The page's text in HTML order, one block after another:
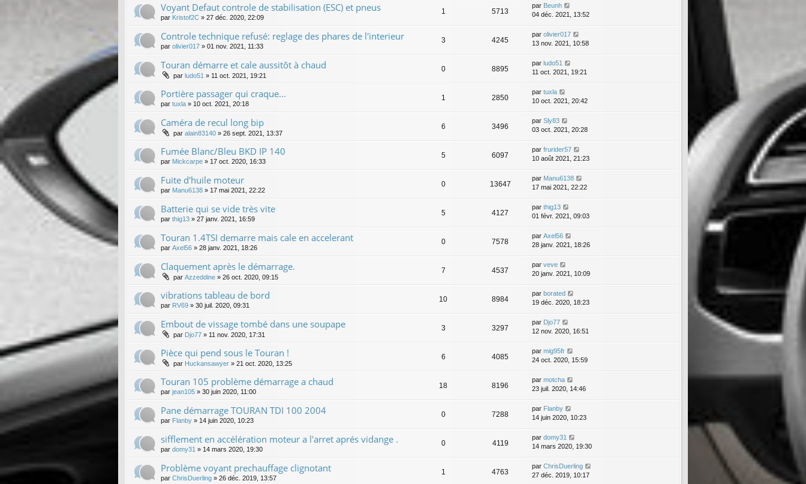
Voyant Defaut controle de stabilisation (ESC) et pneus
par Kristof2C » 27 déc. 2020, 22:09
1 5713
par Beunh
04 déc. 2021, 13:52
Controle technique refusé: reglage des phares de l'interieur
par olivier017 » 01 nov. 2021, 11:33
3 4245
par olivier017
13 nov. 2021, 10:58
Touran démarre et cale aussitôt à chaud
par ludo51 » 11 oct. 2021, 19:21
0 8895
par ludo51
11 oct. 2021, 19:21
Portière passager qui craque...
par tuxla » 10 oct. 2021, 20:18
1 2850
par tuxla
10 oct. 2021, 20:42
Caméra de recul long bip
par alain83140 » 26 sept. 2021, 13:37
6 3496
par Sly83
03 oct. 2021, 20:28
Fumée Blanc/Bleu BKD IP 140
par Mickcarpe » 17 oct. 2020, 16:33
5 6097
par frurider57
10 août 2021, 21:23
Fuite d'huile moteur
par Manu6138 » 17 mai 2021, 22:22
0 13647
par Manu6138
17 mai 2021, 22:22
Batterie qui se vide très vite
par thig13 » 27 janv. 2021, 16:59
5 4127
par thig13
01 févr. 2021, 09:03
Touran 1.4TSI demarre mais cale en accelerant
par Axel56 » 28 janv. 2021, 18:26
0 7578
par Axel56
28 janv. 2021, 18:26
Claquement après le démarrage.
par Azzeddine » 26 oct. 2020, 09:15
7 4537
par veve
20 janv. 2021, 10:09
vibrations tableau de bord
par RV69 » 30 juil. 2020, 09:31
10 8984
par borated
19 déc. 2020, 18:23
Embout de vissage tombé dans une soupape
par Djo77 » 11 nov. 2020, 17:31
3 3297
par Djo77
12 nov. 2020, 16:51
Pièce qui pend sous le Touran !
par Huckansawyer » 21 oct. 2020, 13:25
6 4085
par mig95fr
24 oct. 2020, 15:59
Touran 105 problème démarrage a chaud
par jean105 » 30 juin 2020, 11:00
18 8196
par motcha
23 juil. 2020, 14:46
Pane démarrage TOURAN TDI 100 2004
par Flanby » 14 juin 2020, 10:23
0 7288
par Flanby
14 juin 2020, 10:23
sifflement en accélération moteur a l'arret aprés vidange .
par domy31 » 14 mars 2020, 19:30
0 4119
par domy31
14 mars 2020, 19:30
Problème voyant prechauffage clignotant
par ChrisDuerling » 26 déc. 2019, 13:57
1 4763
par ChrisDuerling
27 déc. 2019, 10:17